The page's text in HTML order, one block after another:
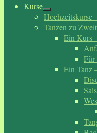
Kurse
Hochzeitskurse
Tanzen zu Zweit
Ein Kurs
Für
Ein Tanz